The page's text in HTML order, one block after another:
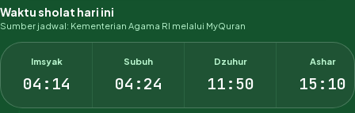
Waktu sholat hari ini
Sumber jadwal: Kementerian Agama RI melalui MyQuran
Imsyak
04:14
Subuh
04:24
Dzuhur
11:50
Ashar
15:10